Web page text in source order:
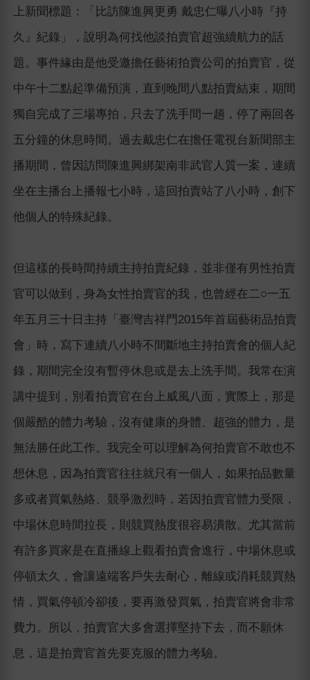
上新聞標題：「比訪陳進興更勇 戴忠仁曝八小時『持
久』紀錄」，說明為何找他談拍賣官超強續航力的話
題。事件緣由是他受邀擔任藝術拍賣公司的拍賣官，從
中午十二點起準備預演，直到晚間八點拍賣結束，期間
獨自完成了三場專拍，只去了洗手間一趟，停了兩回各
五分鐘的休息時間。過去戴忠仁在擔任電視台新聞部主
播期間，曾因訪問陳進興綁架南非武官人質一案，連續
坐在主播台上播報七小時，這回拍賣站了八小時，創下
他個人的特殊紀錄。
但這樣的長時間持續主持拍賣紀錄，並非僅有男性拍賣
官可以做到，身為女性拍賣官的我，也曾經在二○一五
年五月三十日主持「臺灣吉祥門2015年首屆藝術品拍賣
會」時，寫下連續八小時不間斷地主持拍賣會的個人紀
錄，期間完全沒有暫停休息或是去上洗手間。我常在演
講中提到，別看拍賣官在台上威風八面，實際上，那是
個嚴酷的體力考驗，沒有健康的身體、超強的體力，是
無法勝任此工作。我完全可以理解為何拍賣官不敢也不
想休息，因為拍賣官往往就只有一個人，如果拍品數量
多或者買氣熱絡、競爭激烈時，若因拍賣官體力受限，
中場休息時間拉長，則競買熱度很容易潰散。尤其當前
有許多買家是在直播線上觀看拍賣會進行，中場休息或
停頓太久，會讓遠端客戶失去耐心，離線或消耗競買熱
情，買氣停頓冷卻後，要再激發買氣，拍賣官將會非常
費力。所以，拍賣官大多會選擇堅持下去，而不願休
息，這是拍賣官首先要克服的體力考驗。